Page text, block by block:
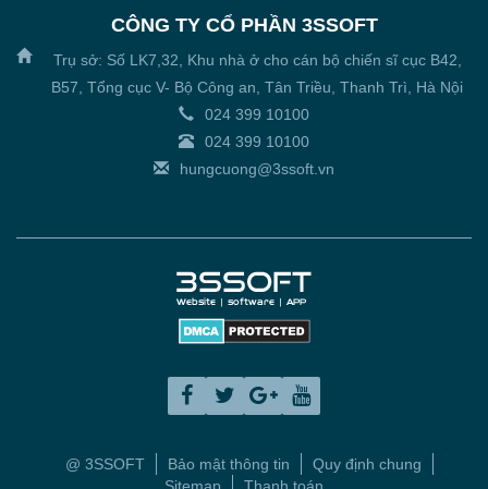
CÔNG TY CỔ PHẦN 3SSOFT
Trụ sở: Số LK7,32, Khu nhà ở cho cán bộ chiến sĩ cục B42,
B57, Tổng cục V- Bộ Công an, Tân Triều, Thanh Trì, Hà Nội
024 399 10100
024 399 10100
hungcuong@3ssoft.vn
@ 3SSOFT Bảo mật thông tin
Quy định chung